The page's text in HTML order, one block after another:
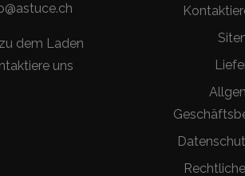
dem Laden
uns